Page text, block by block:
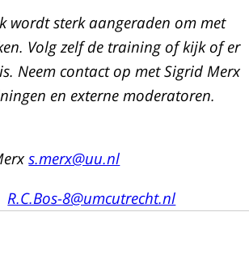
wordt sterk aangeraden om met
Volg zelf de training of kijk of er
Neem contact op met Sigrid Merx
en externe moderatoren.
s.merx@uu.nl
R.C.Bos-8@umcutrecht.nl